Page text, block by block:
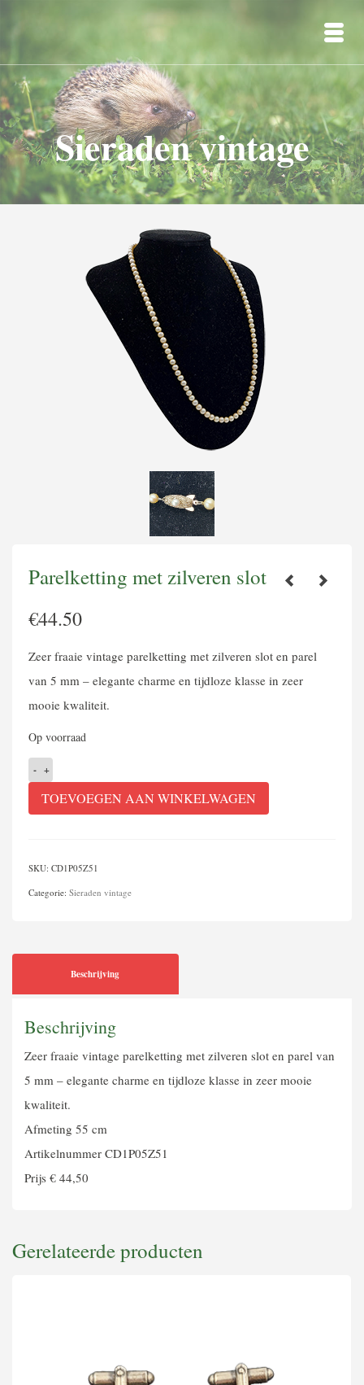
Sieraden vintage
Parelketting met zilveren slot
€44.50
Zeer fraaie vintage parelketting met zilveren slot en parel
van 5 mm – elegante charme en tijdloze klasse in zeer
mooie kwaliteit.
Op voorraad
Parelketting
met
zilveren
aantal
TOEVOEGEN AAN WINKELWAGEN
SKU: CD1P05Z51
Categorie: Sieraden vintage
Beschrijving
Beschrijving
Zeer fraaie vintage parelketting met zilveren slot en parel van
5 mm – elegante charme en tijdloze klasse in zeer mooie
kwaliteit.
Afmeting 55 cm
Artikelnummer CD1P05Z51
Prijs € 44,50
Gerelateerde producten